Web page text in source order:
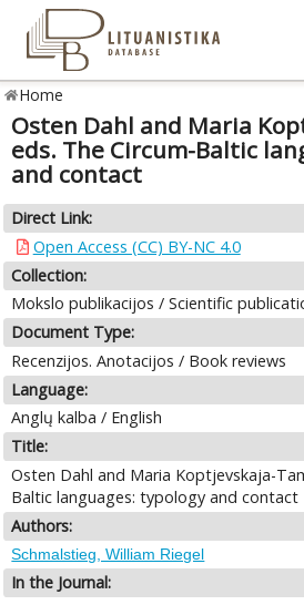
Home
Osten Dahl and Maria
eds. The Circum-Baltic
and contact
Direct Link:
Open Access (CC) BY-NC 4.0
Collection:
Mokslo publikacijos / Scientific
Document Type:
Recenzijos. Anotacijos / Book reviews
Language:
Anglų kalba / English
Title:
Osten Dahl and Maria Koptjevskaja-
Baltic languages: typology and contact
Authors:
Schmalstieg, William Riegel
In the Journal: